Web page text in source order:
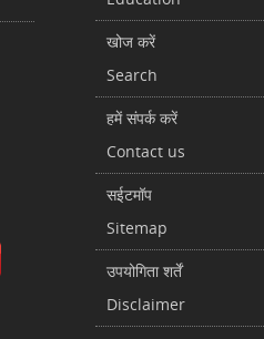
खोज करें
Search
हमें संपर्क करें
Contact us
सईटमॉप
Sitemap
उपयोगिता शर्तें
Disclaimer